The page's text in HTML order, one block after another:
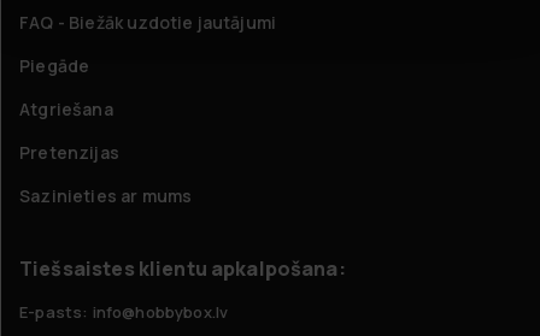
FAQ - Biežāk uzdotie jautājumi
Piegāde
Atgriešana
Pretenzijas
Sazinieties ar mums
Tiešsaistes klientu apkalpošana:
E-pasts: info@hobbybox.lv